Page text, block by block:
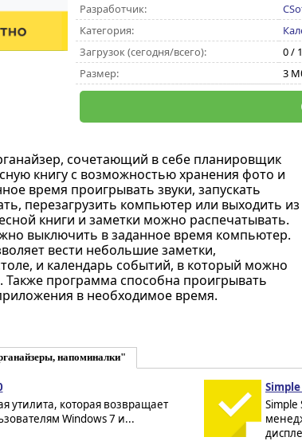
Разработчик:
Категория:
Загрузок (сегодня/всего):
0 /
Размер:
3
сочетающий в себе планировщик
книгу с возможностью хранения фото и
время проигрывать звуки, запускать
перезагрузить компьютер или выходить из
книги и заметки можно распечатывать.
выключить в заданное время компьютер.
вести небольшие заметки,
и календарь событий, в который можно
программа способна проигрывать
в необходимое время.
напоминалки"
утилита, которая возвращает
Windows 7 и...